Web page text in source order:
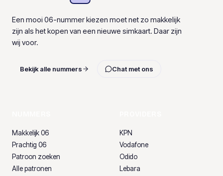
Een mooi 06-nummer kiezen moet net zo makkelijk
zijn als het kopen van een nieuwe simkaart. Daar zijn
wij voor.
Bekijk alle nummers Chat met ons
Makkelijk 06
Prachtig 06
Patroon zoeken
Alle patronen
KPN
Vodafone
Odido
Lebara